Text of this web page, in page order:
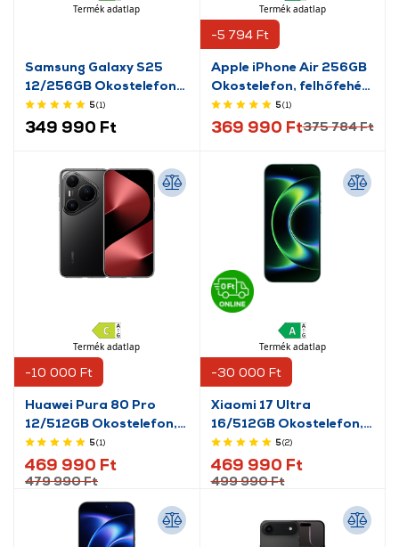
Termék adatlap
Samsung Galaxy S25
12/256GB Okostelefon,
Menta
5(1)
349 990 Ft
-5 794 Ft
Termék adatlap
Apple iPhone Air 256GB
Okostelefon, felhőfehér
(MG2M4HX/A)
5(1)
369 990 Ft375 784 Ft
-10 000 Ft
Termék adatlap
Huawei Pura 80 Pro
12/512GB Okostelefon,
fekete (51098KFN)
5(1)
469 990 Ft
479 990 Ft
-30 000 Ft
Termék adatlap
Xiaomi 17 Ultra
16/512GB Okostelefon,
csillagfényzöld
5(2)
469 990 Ft
499 990 Ft